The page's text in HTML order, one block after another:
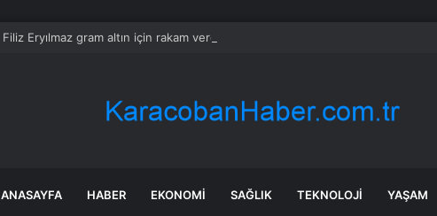
Filiz Eryılmaz gram altın için rakam verdi: Yarın akşama işaret etti
ANASAYFA HABER EKONOMI SAĞLIK TEKNOLOJI YAŞAM